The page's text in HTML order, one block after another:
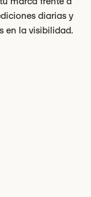
diarias y
en la visibilidad.